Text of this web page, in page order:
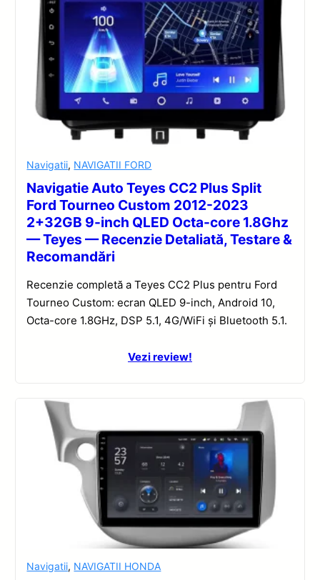
Navigatii, NAVIGATII FORD
Navigatie Auto Teyes CC2 Plus Split
Ford Tourneo Custom 2012-2023
2+32GB 9-inch QLED Octa-core 1.8Ghz
— Teyes — Recenzie Detaliată, Testare &
Recomandări
Recenzie completă a Teyes CC2 Plus pentru Ford
Tourneo Custom: ecran QLED 9-inch, Android 10,
Octa-core 1.8GHz, DSP 5.1, 4G/WiFi și Bluetooth 5.1.
Vezi review!
Navigatii, NAVIGATII HONDA